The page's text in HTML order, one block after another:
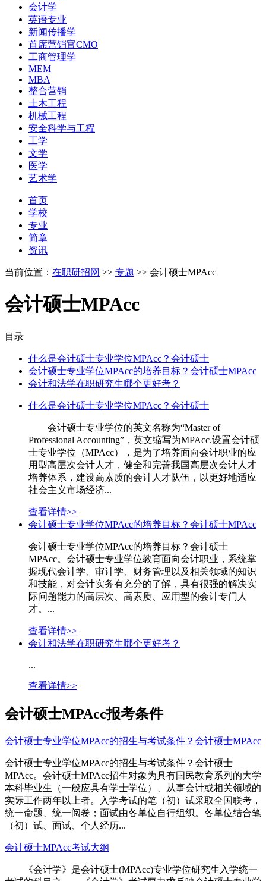
会计学
英语专业
新闻传播学
首席营销官CMO
工商管理学
MEM
MBA
整合营销
土木工程
机械工程
安全科学与工程
工学
文学
医学
艺术学
首页
学校
专业
简章
资讯
当前位置： 在职研招网 >> 专题 >> 会计硕士MPAcc
会计硕士MPAcc
目录
什么是会计硕士专业学位MPAcc？会计硕士
会计硕士专业学位MPAcc的培养目标？会计硕士MPAcc
会计和法学在职研究生哪个更好考？
什么是会计硕士专业学位MPAcc？会计硕士
会计硕士专业学位的英文名称为“Master of
Professional Accounting”，英文缩写为MPAcc.设置会计硕
士专业学位（MPAcc），是为了培养面向会计职业的应
用型高层次会计人才，健全和完善我国高层次会计人才
培养体系，建设高素质的会计人才队伍，以更好地适应
社会主义市场经济...
查看详情>>
会计硕士专业学位MPAcc的培养目标？会计硕士MPAcc
会计硕士专业学位MPAcc的培养目标？会计硕士
MPAcc。会计硕士专业学位教育面向会计职业，系统掌
握现代会计学、审计学、财务管理以及相关领域的知识
和技能，对会计实务有充分的了解，具有很强的解决实
际问题能力的高层次、高素质、应用型的会计专门人
才。...
查看详情>>
会计和法学在职研究生哪个更好考？
...
查看详情>>
会计硕士MPAcc报考条件
会计硕士专业学位MPAcc的招生与考试条件？会计硕士MPAcc
会计硕士专业学位MPAcc的招生与考试条件？会计硕士
MPAcc。会计硕士MPAcc招生对象为具有国民教育系列的大学
本科毕业生（一般应具有学士学位）、从事会计或相关领域的
实际工作两年以上者。入学考试的笔（初）试采取全国联考，
统一命题、统一阅卷；面试由各单位自行组织。各单位结合笔
（初）试、面试、个人经历...
会计硕士MPAcc考试大纲
《会计学》是会计硕士(MPAcc)专业学位研究生入学统一